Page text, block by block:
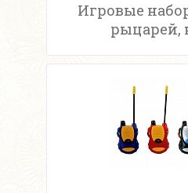
Игровые
рыцарей,